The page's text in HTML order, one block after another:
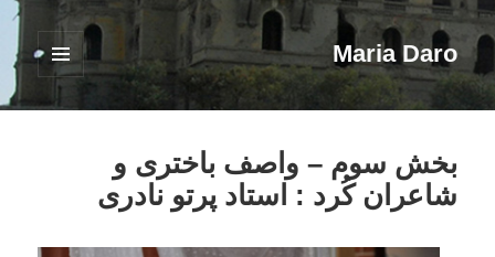
Maria Daro
فهرست
ابزارک‌ها
بخش سوم – واصف باختری و
شاعران کُرد : استاد پرتو نادری